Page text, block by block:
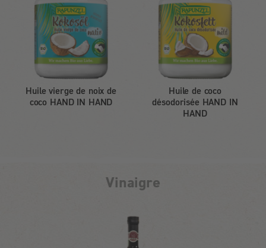
Huile vierge de noix de
coco HAND IN HAND
Huile de coco
désodorisée HAND IN
HAND
Vinaigre